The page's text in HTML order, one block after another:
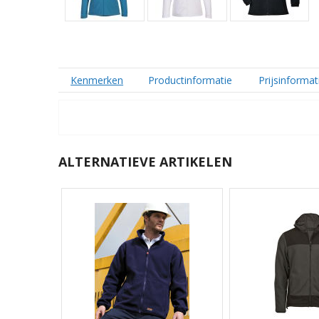
Kenmerken Productinformatie
ALTERNATIEVE ARTIKELEN